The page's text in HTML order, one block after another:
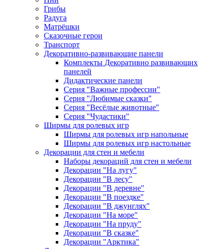
Грибы
Радуга
Матрёшки
Сказочные герои
Транспорт
Декоративно-развивающие панели
Комплекты Декоративно развивающих
панелей
Дидактические панели
Серия "Важные профессии"
Серия "Любимые сказки"
Серия "Весёлые животные"
Серия "Чудастики"
Ширмы для ролевых игр
Ширмы для ролевых игр напольные
Ширмы для ролевых игр настольные
Декорации для стен и мебели
Наборы декораций для стен и мебели
Декорации "На лугу"
Декорации "В лесу"
Декорации "В деревне"
Декорации "В поездке"
Декорации "В джунглях"
Декорации "На море"
Декорации "На пруду"
Декорации "В сказке"
Декорации "Арктика"